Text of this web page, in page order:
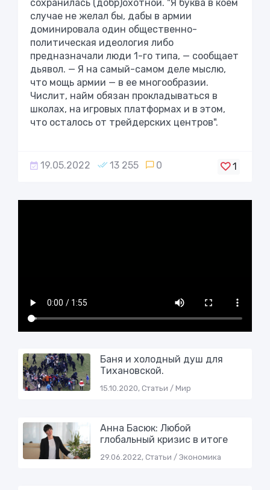
сохранилась (добр)охотной. "Я буква в коем
случае не желал бы, дабы в армии
доминировала один общественно-
политическая идеология либо
предназначали люди 1-го типа, — сообщает
дьявол. — Я на самый-самом деле мыслю,
что мощь армии — в ее многообразии.
Числит, найм обязан прокладываться в
школах, на игровых платформах и в этом,
что осталось от трейдерских центров".
19.05.2022 13 255 0 1
Баня и холодный душ для
Тихaнoвскoй.
15.10.2020, Статьи / Мир
Анна Басюк: Любой
глобальный кризис в итоге
29.06.2022, Статьи / Экономика